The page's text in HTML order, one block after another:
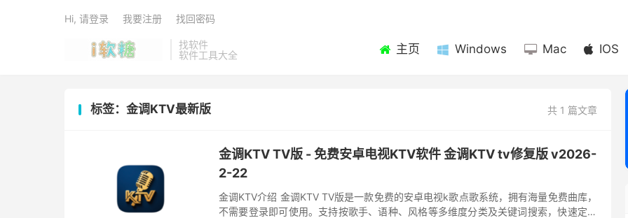
找软件
软件工具大全
主页 Windows Mac IOS
Hi, 请登录 我要注册 找回密码
共 1 篇文章
标签：金调KTV最新版
金调KTV TV版 - 免费安卓电视KTV软件 金调KTV tv修复版 v2026-
2-22
金调KTV介绍 金调KTV TV版是一款免费的安卓电视k歌点歌系统，拥有海量免费曲库，
不需要登录即可使用。支持按歌手、语种、风格等多维度分类及关键词搜索，快速定位